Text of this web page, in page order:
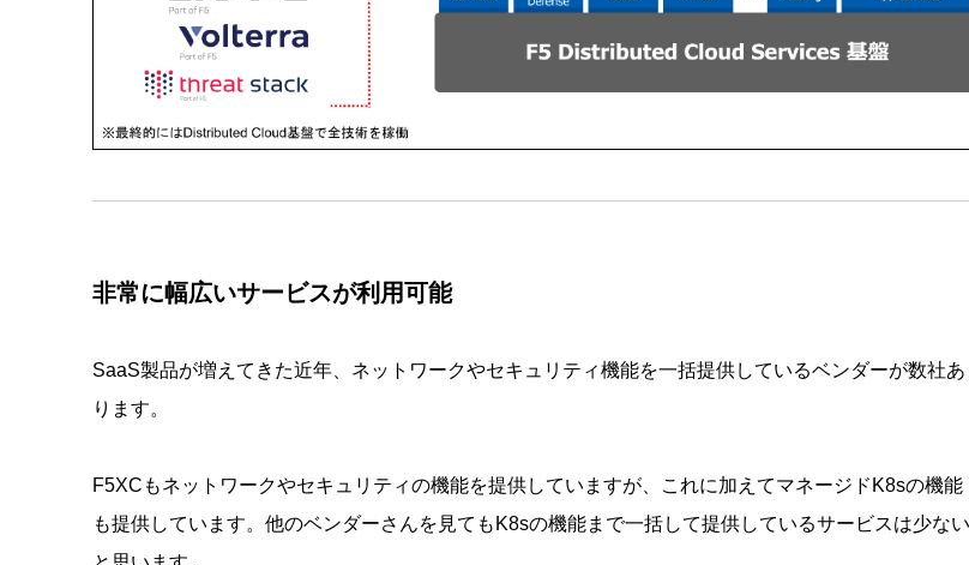
非常に幅広いサービスが利用可能
SaaS製品が増えてきた近年、ネットワークやセキュリティ機能を一括提供しているベンダーが数社あ
ります。
F5XCもネットワークやセキュリティの機能を提供していますが、これに加えてマネージドK8sの機能
も提供しています。他のベンダーさんを見てもK8sの機能まで一括して提供しているサービスは少ない